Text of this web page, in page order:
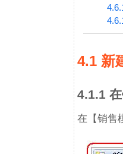
4.1 新
4.1.1
在【销售